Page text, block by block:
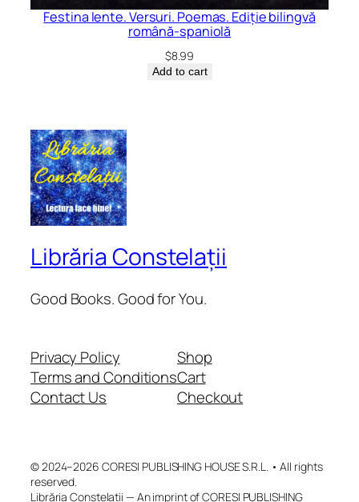
Festina lente. Versuri. Poemas. Ediție bilingvă
română-spaniolă
$8.99
Add to cart
Librăria Constelații
Good Books. Good for You.
Privacy Policy
Terms and Conditions
Contact Us
Shop
Cart
Checkout
© 2024–2026 CORESI PUBLISHING HOUSE S.R.L. • All rights
reserved.
Librăria Constelații — An imprint of CORESI PUBLISHING